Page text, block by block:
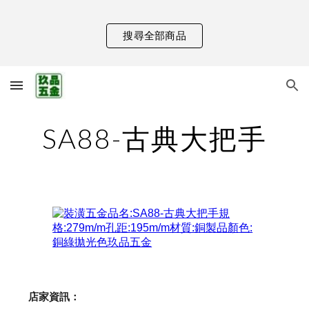
Skip to main content
搜尋全部商品
SA88-古典大把手
    店家資訊：